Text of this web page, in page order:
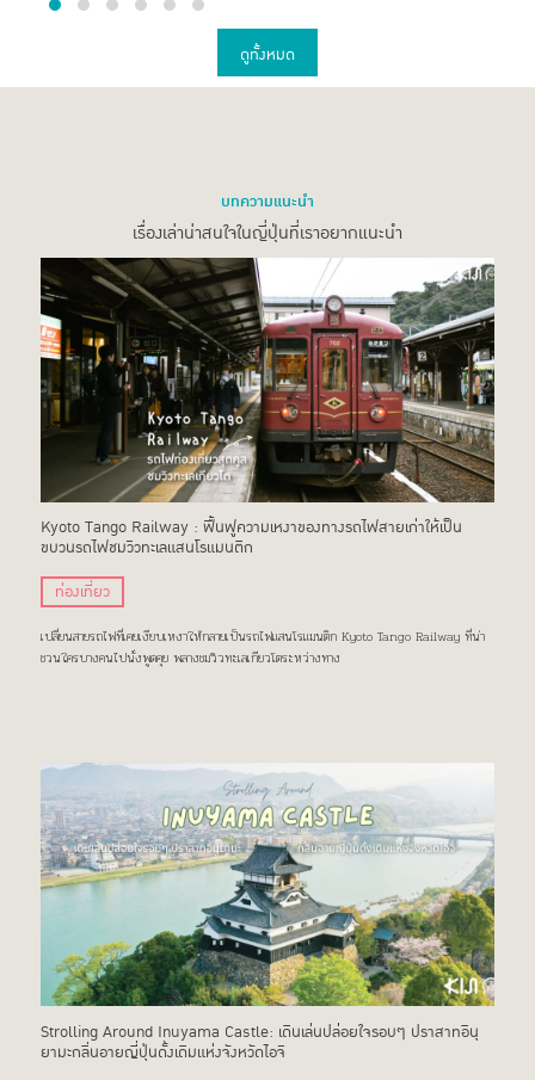
ดูทั้งหมด
บทความแนะนำ
เรื่องเล่าน่าสนใจในญี่ปุ่นที่เราอยากแนะนำ
Kyoto Tango Railway : ฟื้นฟูความเหงาของทางรถไฟสายเก่าให้เป็น
ขบวนรถไฟชมวิวทะเลแสนโรแมนติก
ท่องเที่ยว
เปลี่ยนสายรถไฟที่เคยเงียบเหงาให้กลายเป็นรถไฟแสนโรแมนติก Kyoto Tango Railway ที่น่า
ชวนใครบางคนไปนั่งพูดคุย พลางชมวิวทะเลเกียวโตระหว่างทาง
Strolling Around Inuyama Castle: เดินเล่นปล่อยใจรอบๆ ปราสาทอินุ
ยามะกลิ่นอายญี่ปุ่นดั้งเดิมแห่งจังหวัดไอจิ